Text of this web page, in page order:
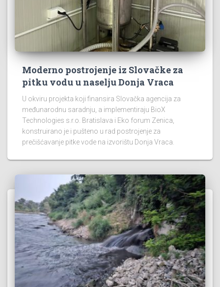
Moderno postrojenje iz Slovačke za
pitku vodu u naselju Donja Vraca
U okviru projekta koji finansira Slovačka agencija za
međunarodnu saradnju, a implementiraju BioX
Technologies s.r.o. Bratislava i Eko forum Zenica,
konstruirano je i pušteno u rad postrojenje za
prečišćavanje pitke vode na izvorištu Donja Vraca.